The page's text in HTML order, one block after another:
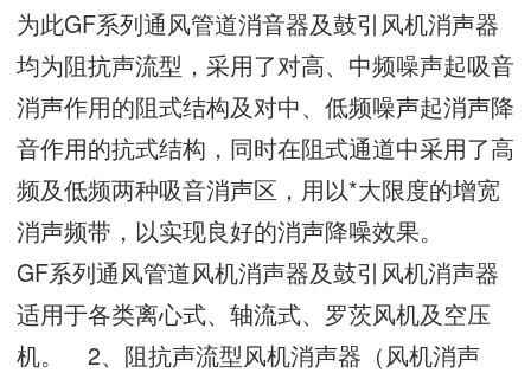
为此GF系列通风管道消音器及鼓引风机消声器
均为阻抗声流型，采用了对高、中频噪声起吸音
消声作用的阻式结构及对中、低频噪声起消声降
音作用的抗式结构，同时在阻式通道中采用了高
频及低频两种吸音消声区，用以*大限度的增宽
消声频带，以实现良好的消声降噪效果。
GF系列通风管道风机消声器及鼓引风机消声器
适用于各类离心式、轴流式、罗茨风机及空压
机。 2、阻抗声流型风机消声器（风机消声